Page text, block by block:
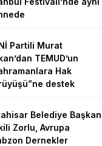
Partili Murat
TEMUD’un
Hak
destek
Belediye Başkan
Zorlu, Avrupa
Dernekler